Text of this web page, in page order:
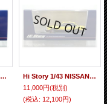
Hi Story 1/43 Toyota FunCargo X (1999) Super Red V
Hi Story 1/43 NISSAN BLUEBIRD 4DOOR HARDTOP TURBO SSS-S (1983) Yellow Two-Tone
11,000円(税別)
(税込: 12,100円)